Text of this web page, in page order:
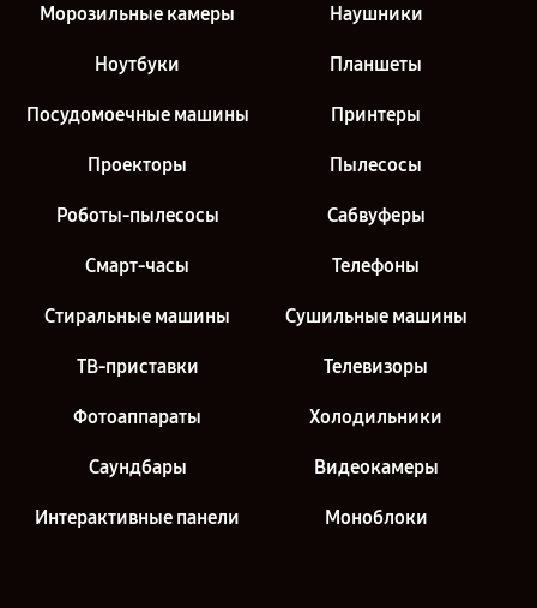
Морозильные камеры Наушники
Ноутбуки Планшеты
Посудомоечные машины Принтеры
Проекторы Пылесосы
Роботы-пылесосы Сабвуферы
Смарт-часы Телефоны
Стиральные машины Сушильные машины
ТВ-приставки Телевизоры
Фотоаппараты Холодильники
Саундбары Видеокамеры
Интерактивные панели Моноблоки